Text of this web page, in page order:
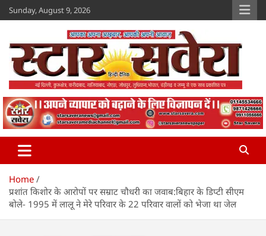
Skip
to
Sunday, August 9, 2026
Star Savera
www.starsavera.com
Home
प्रशांत किशोर के आरोपों पर सम्राट चौधरी का जवाब:बिहार के डिप्टी सीएम
बोले- 1995 में लालू ने मेरे परिवार के 22 परिवार वालों को भेजा था जेल